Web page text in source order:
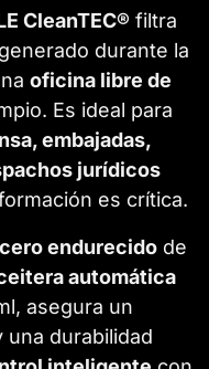
CleanTEC® filtra
durante la
oficina libre de
Es ideal para
embajadas,
jurídicos
es crítica.
endurecido de
automática
asegura un
una durabilidad